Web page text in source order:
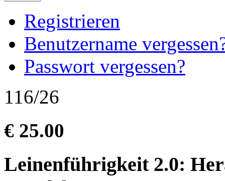
Registrieren
Benutzername
Passwort vergessen?
116/26
€ 25.00
Leinenführigkeit 2.0: